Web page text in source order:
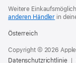
Weitere
anderen Händler in
Österreich
Copyright © 2026
Datenschutzrichtlinie